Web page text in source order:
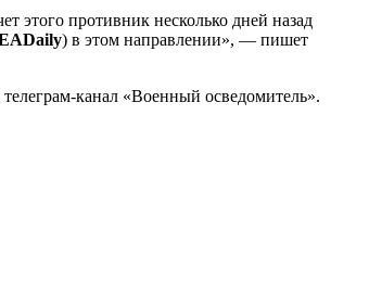
этого противник несколько дней назад
) в этом направлении», — пишет
канал «Военный осведомитель».